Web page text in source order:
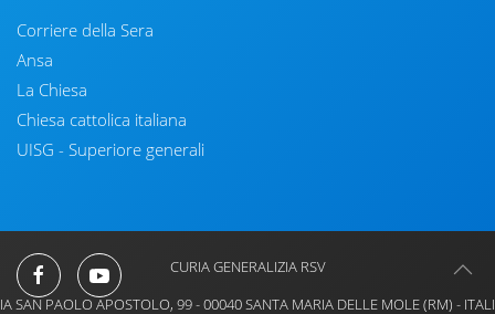
Corriere della Sera
Ansa
La Chiesa
Chiesa cattolica italiana
UISG - Superiore generali
CURIA GENERALIZIA RSV
SAN PAOLO APOSTOLO, 99 - 00040 SANTA MARIA DELLE MOLE (RM) -